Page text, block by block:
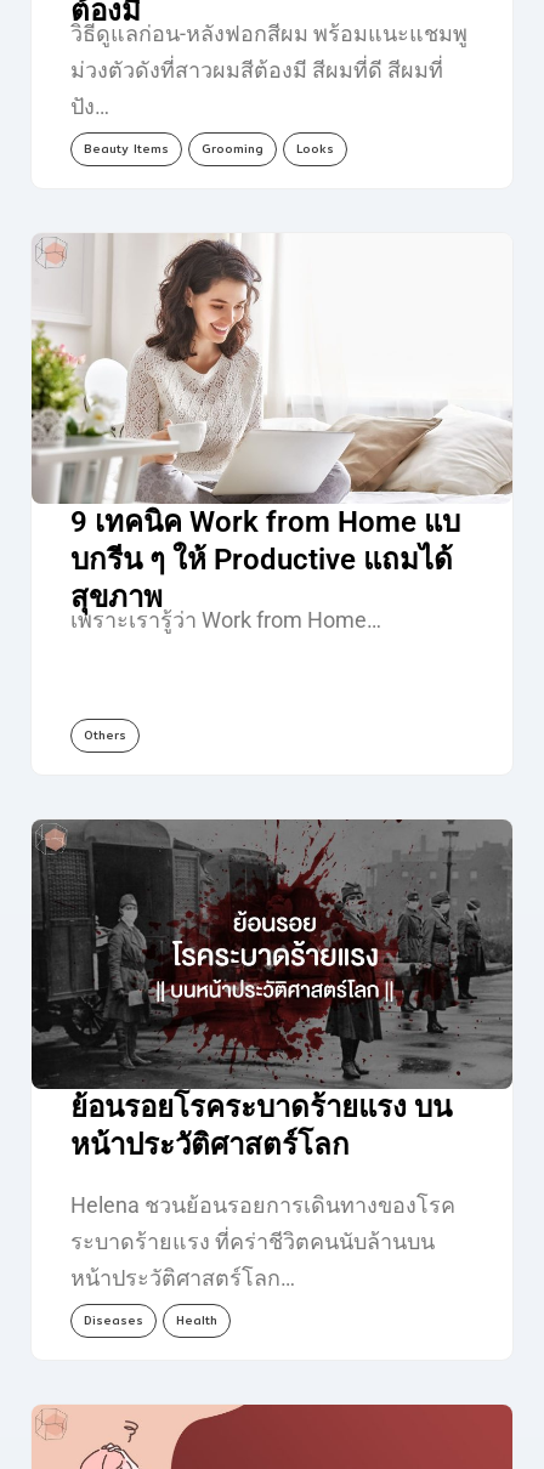
ต้องมี
วิธีดูแลก่อน-หลังฟอกสีผม พร้อมแนะแชมพู
ม่วงตัวดังที่สาวผมสีต้องมี สีผมที่ดี สีผมที่
ปัง…
Beauty Items Grooming Looks
9 เทคนิค Work from Home แบ
บกรีน ๆ ให้ Productive แถมได้
สุขภาพ
เพราะเรารู้ว่า Work from Home…
Others
ย้อนรอยโรคระบาดร้ายแรง บน
หน้าประวัติศาสตร์โลก
Helena ชวนย้อนรอยการเดินทางของโรค
ระบาดร้ายแรง ที่คร่าชีวิตคนนับล้านบน
หน้าประวัติศาสตร์โลก…
Diseases Health